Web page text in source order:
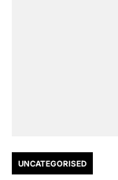
UNCATEGORISED